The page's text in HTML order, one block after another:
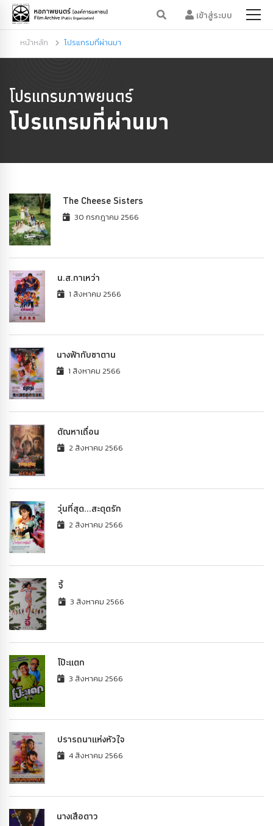
เข้าสู่ระบบ
หน้าหลัก โปรแกรมที่ผ่านมา
โปรแกรมภาพยนตร์
โปรแกรมที่ผ่านมา
The Cheese Sisters
30 กรกฎาคม 2566
น.ส.กาเหว่า
1 สิงหาคม 2566
นางฟ้ากับซาตาน
1 สิงหาคม 2566
ตัณหาเถื่อน
2 สิงหาคม 2566
วุ่นที่สุด...สะดุดรัก
2 สิงหาคม 2566
จี้
3 สิงหาคม 2566
โป๊ะแตก
3 สิงหาคม 2566
ปรารถนาแห่งหัวใจ
4 สิงหาคม 2566
นางเสือดาว